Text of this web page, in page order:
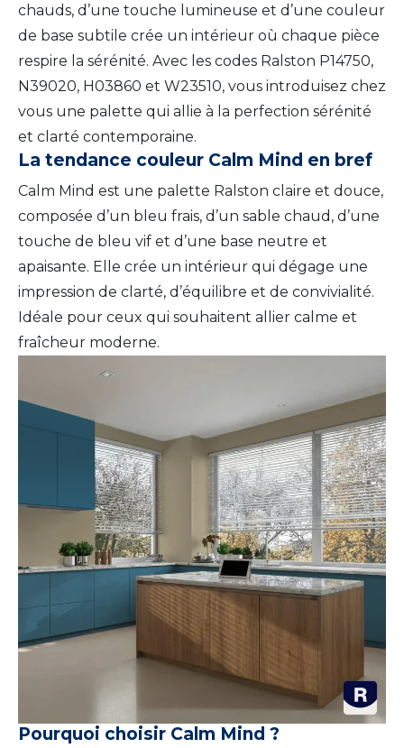
chauds, d’une touche lumineuse et d’une couleur
de base subtile crée un intérieur où chaque pièce
respire la sérénité. Avec les codes Ralston P14750,
N39020, H03860 et W23510, vous introduisez chez
vous une palette qui allie à la perfection sérénité
et clarté contemporaine.
La tendance couleur Calm Mind en bref
Calm Mind est une palette Ralston claire et douce,
composée d’un bleu frais, d’un sable chaud, d’une
touche de bleu vif et d’une base neutre et
apaisante. Elle crée un intérieur qui dégage une
impression de clarté, d’équilibre et de convivialité.
Idéale pour ceux qui souhaitent allier calme et
fraîcheur moderne.
Pourquoi choisir Calm Mind ?